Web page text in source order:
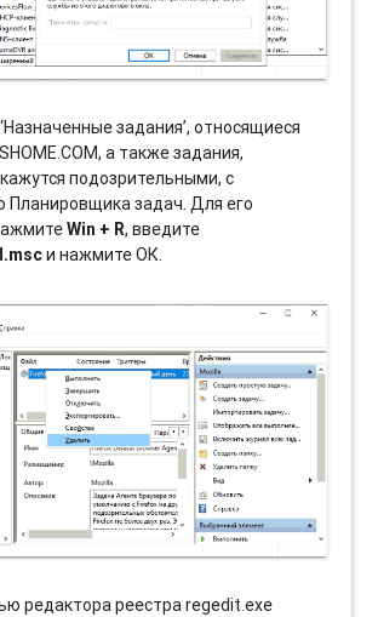
задания’, относящиеся
а также задания,
подозрительными, с
задач. Для его
Win + R, введите
и нажмите ОК.
редактора реестра regedit.exe